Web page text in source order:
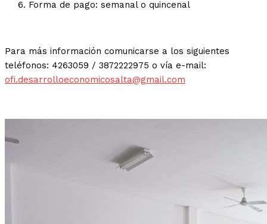
Forma de pago: semanal o quincenal
Para más información comunicarse a los siguientes
teléfonos: 4263059 / 3872222975 o vía e-mail:
ofi.desarrolloeconomicosalta@gmail.com